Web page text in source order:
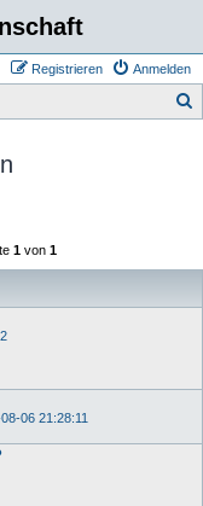
Anmelden
Registrieren
1von 1
06 21:28:11